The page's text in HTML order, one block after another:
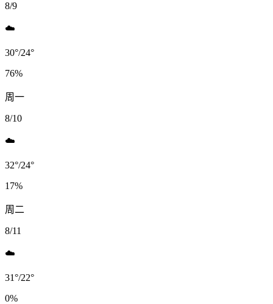
8/9
☁️
30°/24°
76%
周一
8/10
☁️
32°/24°
17%
周二
8/11
☁️
31°/22°
0%